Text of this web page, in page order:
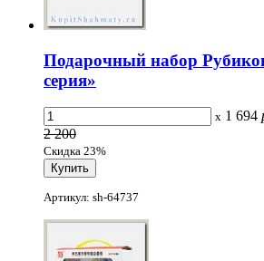
Подарочный набор
серия»
x 1 694
2 200
Скидка 23%
Артикул: sh-64737